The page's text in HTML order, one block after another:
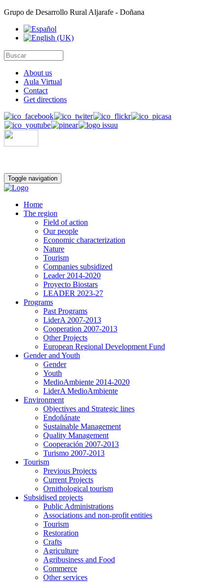
Grupo de Desarrollo Rural Aljarafe - Doñana
About us
Aula Virtual
Contact
Get directions
Toggle navigation
Home
The region
Field of action
Our people
Economic characterization
Nature
Tourism
Companies subsidized
Leader 2014-2020
Proyecto Biostars
LEADER 2023-27
Programs
Past Programs
LiderA 2007-2013
Cooperation 2007-2013
Other Projects
European Regional Development Fund
Gender and Youth
Gender
Youth
MedioAmbiente 2014-2020
LiderA MedioAmbiente
Environment
Objectives and Strategic lines
Endoñánate
Sustainable Management
Quality Management
Cooperación 2007-2013
Turismo 2007-2013
Tourism
Previous Projects
Current Projects
Ornithological tourism
Subsidised projects
Public Administrations
Associations and non-profit entities
Tourism
Restoration
Crafts
Agriculture
Agribusiness and Food
Commerce
Other services